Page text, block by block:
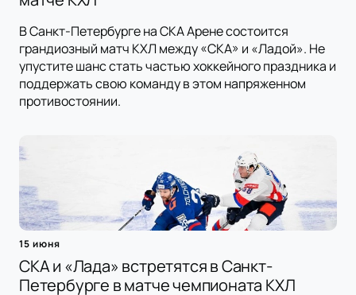
В Санкт-Петербурге на СКА Арене состоится
грандиозный матч КХЛ между «СКА» и «Ладой». Не
упустите шанс стать частью хоккейного праздника и
поддержать свою команду в этом напряженном
противостоянии.
15 июня
СКА и «Лада» встретятся в Санкт-
Петербурге в матче чемпионата КХЛ